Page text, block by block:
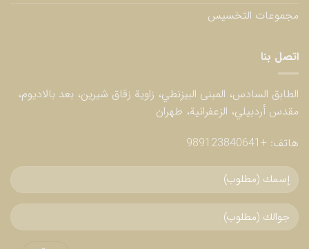
مجموعات التخسيس
اتصل بنا
الطابق السادس، المبنى البيزنطي، زاوية زقاق شيرين، بعد بالاديوم،
مقدس أردبيلي، الزعفرانية، طهران
هاتف: +989123840641